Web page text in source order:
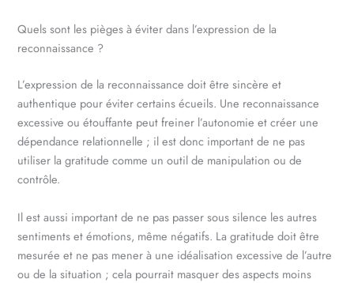
Quels sont les pièges à éviter dans l’expression de la
reconnaissance ?
L’expression de la reconnaissance doit être sincère et
authentique pour éviter certains écueils. Une reconnaissance
excessive ou étouffante peut freiner l’autonomie et créer une
dépendance relationnelle ; il est donc important de ne pas
utiliser la gratitude comme un outil de manipulation ou de
contrôle.
Il est aussi important de ne pas passer sous silence les autres
sentiments et émotions, même négatifs. La gratitude doit être
mesurée et ne pas mener à une idéalisation excessive de l’autre
ou de la situation ; cela pourrait masquer des aspects moins